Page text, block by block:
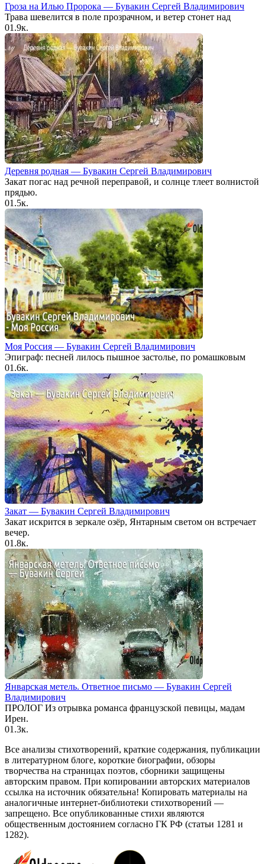
Гроза на Илью Пророка — Бувакин Сергей Владимирович
Трава шевелится в поле прозрачном, и ветер стонет над
01.9к.
Деревня родная — Бувакин Сергей Владимирович
Закат погас над речной переправой, и солнце тлеет волнистой
прядью.
01.5к.
Моя Россия — Бувакин Сергей Владимирович
Эпиграф: песней лилось пышное застолье, по ромашковым
01.6к.
Закат — Бувакин Сергей Владимирович
Закат искрится в зеркале озёр, Янтарным светом он встречает
вечер.
01.8к.
Январская метель. Ответное письмо — Бувакин Сергей
Владимирович
ПРОЛОГ Из отрывка романса французской певицы, мадам
Ирен.
01.3к.
Все анализы стихотворений, краткие содержания, публикации
в литературном блоге, короткие биографии, обзоры
творчества на страницах поэтов, сборники защищены
авторским правом. При копировании авторских материалов
ссылка на источник обязательна! Копировать материалы на
аналогичные интернет-библиотеки стихотворений —
запрещено. Все опубликованные стихи являются
общественным достоянием согласно ГК РФ (статьи 1281 и
1282).